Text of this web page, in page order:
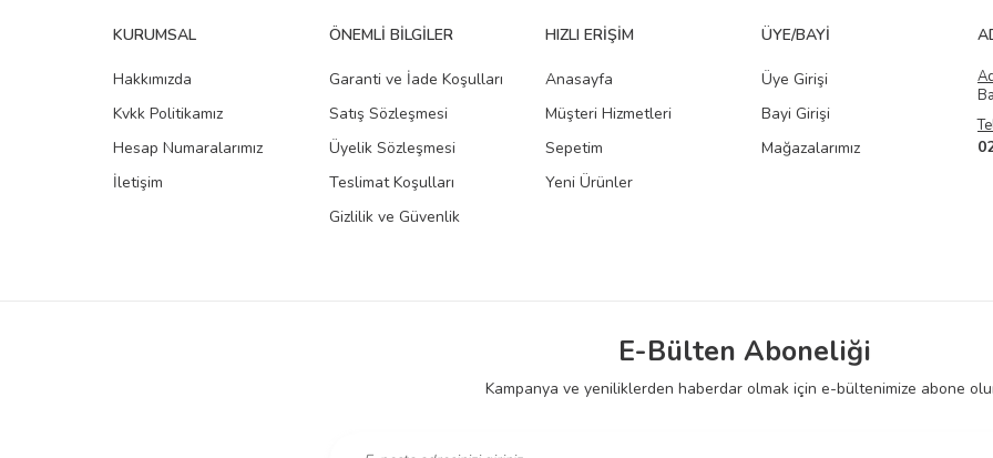
KURUMSAL
Hakkımızda
Kvkk Politikamız
Hesap Numaralarımız
İletişim
ÖNEMLI BILGILER
Garanti ve İade Koşulları
Satış Sözleşmesi
Üyelik Sözleşmesi
Teslimat Koşulları
Gizlilik ve Güvenlik
HIZLI ERIŞIM
Anasayfa
Müşteri Hizmetleri
Sepetim
Yeni Ürünler
ÜYE/BAYI
Üye Girişi
Bayi Girişi
Mağazalarımız
E-Bülten Aboneliği
Kampanya ve yeniliklerden haberdar olmak için e-bültenimize abone